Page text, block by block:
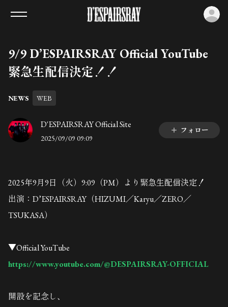
9/9 D’ESPAIRSRAY Official YouTube
緊急生配信決定！！
NEWS WEB
D'ESPAIRSRAY Official Site
2025/09/09 09:09
フォロー
2025年9月9日（火）9:09（PM）より緊急生配信決定！
出演：D’ESPAIRSRAY（HIZUMI／Karyu／ZERO／
TSUKASA）
▼Official YouTube
https://www.youtube.com/@DESPAIRSRAY-OFFICIAL
開設を記念し、